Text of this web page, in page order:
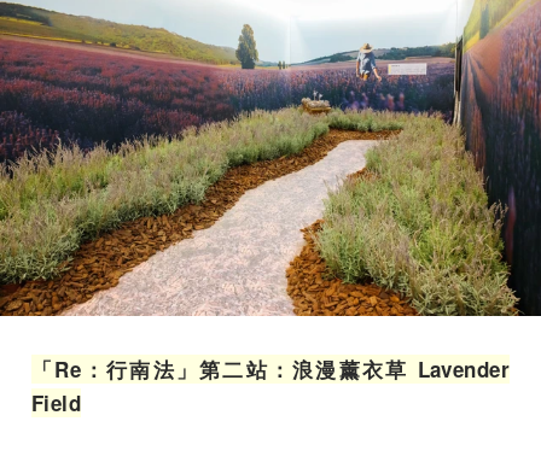
「Re：行南法」第二站：浪漫薰衣草 Lavender
Field